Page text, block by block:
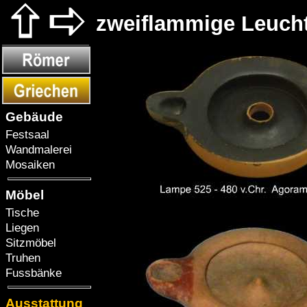
Gebäude
Festsaal
Wandmalerei
Mosaiken
Möbel
Tische
Liegen
Sitzmöbel
Truhen
Fussbänke
Ausstattung
zweiflammige